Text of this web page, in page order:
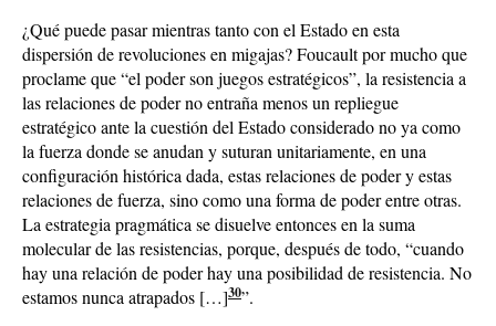
¿Qué puede pasar mientras tanto con el Estado en esta
dispersión de revoluciones en migajas? Foucault por mucho que
proclame que “el poder son juegos estratégicos”, la resistencia a
las relaciones de poder no entraña menos un repliegue
estratégico ante la cuestión del Estado considerado no ya como
la fuerza donde se anudan y suturan unitariamente, en una
configuración histórica dada, estas relaciones de poder y estas
relaciones de fuerza, sino como una forma de poder entre otras.
La estrategia pragmática se disuelve entonces en la suma
molecular de las resistencias, porque, después de todo, “cuando
hay una relación de poder hay una posibilidad de resistencia. No
estamos nunca atrapados […]30”.